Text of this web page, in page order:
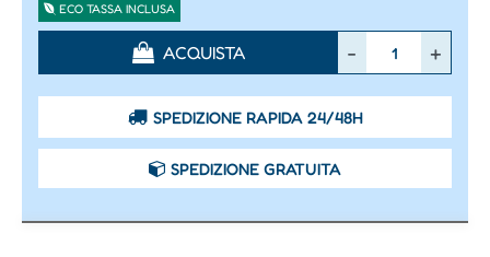
ECO TASSA INCLUSA
ACQUISTA
SPEDIZIONE RAPIDA 24/48H
SPEDIZIONE GRATUITA